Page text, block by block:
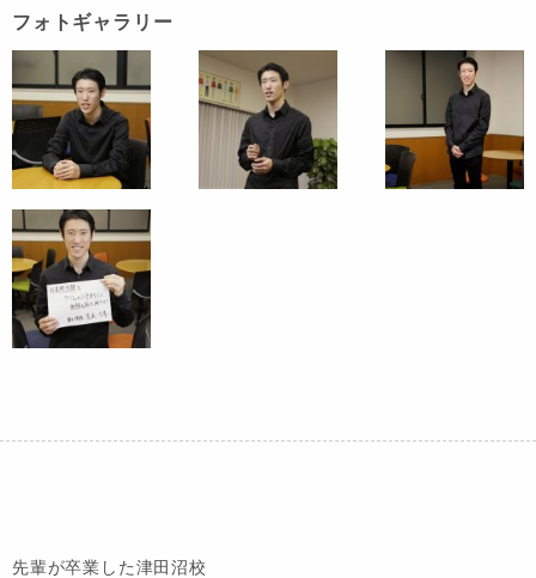
フォトギャラリー
先輩が卒業した津田沼校